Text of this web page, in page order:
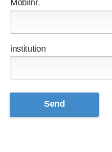
Mobilnr.
institution
Send